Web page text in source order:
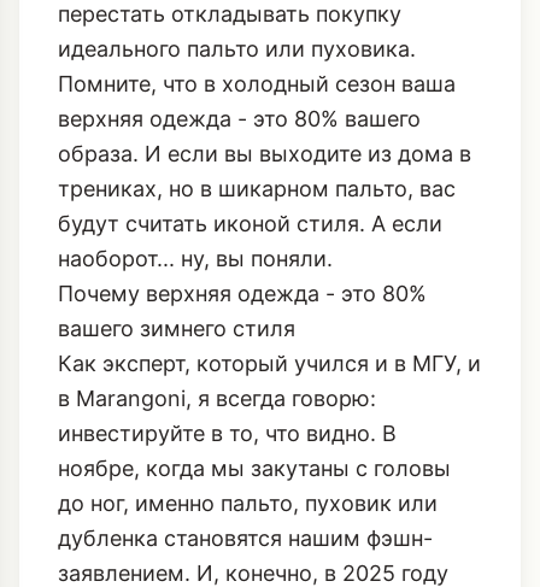
перестать откладывать покупку
идеального пальто или пуховика.
Помните, что в холодный сезон ваша
верхняя одежда - это 80% вашего
образа. И если вы выходите из дома в
трениках, но в шикарном пальто, вас
будут считать иконой стиля. А если
наоборот... ну, вы поняли.
Почему верхняя одежда - это 80%
вашего зимнего стиля
Как эксперт, который учился и в МГУ, и
в Marangoni, я всегда говорю:
инвестируйте в то, что видно. В
ноябре, когда мы закутаны с головы
до ног, именно пальто, пуховик или
дубленка становятся нашим фэшн-
заявлением. И, конечно, в 2025 году